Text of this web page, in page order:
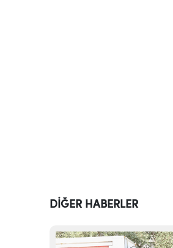
DİĞER HABERLER